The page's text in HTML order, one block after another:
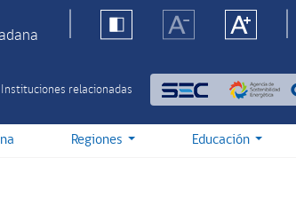
Instituciones relacionadas
Regiones Educación